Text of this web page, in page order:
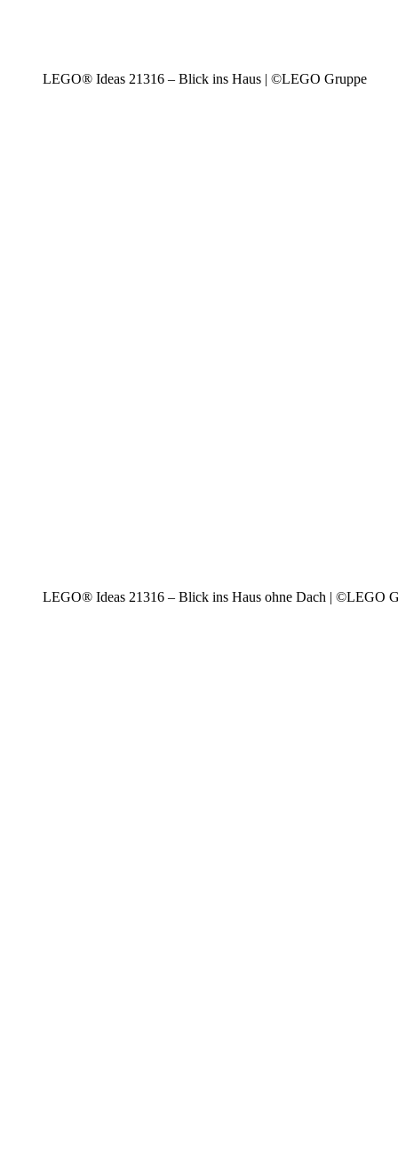
LEGO® Ideas 21316 – Blick ins Haus | ©LEGO Gruppe
LEGO® Ideas 21316 – Blick ins Haus ohne Dach | ©LEGO